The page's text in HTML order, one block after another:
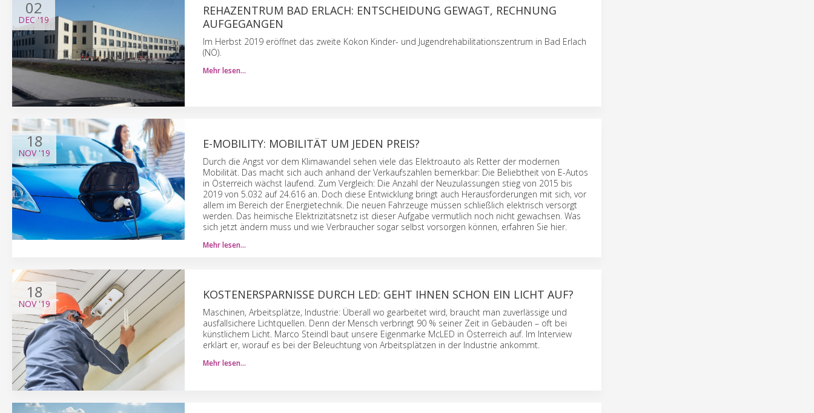
02
DEC'19
REHAZENTRUM BAD ERLACH: ENTSCHEIDUNG GEWAGT, RECHNUNG
AUFGEGANGEN
Im Herbst 2019 eröffnet das zweite Kokon Kinder- und Jugendrehabilitationszentrum in Bad Erlach
(NÖ).
Mehr lesen…
18
NOV'19
E-MOBILITY: MOBILITÄT UM JEDEN PREIS?
Durch die Angst vor dem Klimawandel sehen viele das Elektroauto als Retter der modernen
Mobilität. Das macht sich auch anhand der Verkaufszahlen bemerkbar: Die Beliebtheit von E-Autos
in Österreich wächst laufend. Zum Vergleich: Die Anzahl der Neuzulassungen stieg von 2015 bis
2019 von 5.032 auf 24.616 an. Doch diese Entwicklung bringt auch Herausforderungen mit sich, vor
allem im Bereich der Energietechnik. Die neuen Fahrzeuge müssen schließlich elektrisch versorgt
werden. Das heimische Elektrizitätsnetz ist dieser Aufgabe vermutlich noch nicht gewachsen. Was
sich jetzt ändern muss und wie Verbraucher sogar selbst vorsorgen können, erfahren Sie hier.
Mehr lesen…
18
NOV'19
KOSTENERSPARNISSE DURCH LED: GEHT IHNEN SCHON EIN LICHT AUF?
Maschinen, Arbeitsplätze, Industrie: Überall wo gearbeitet wird, braucht man zuverlässige und
ausfallsichere Lichtquellen. Denn der Mensch verbringt 90 % seiner Zeit in Gebäuden – oft bei
künstlichem Licht. Marco Steindl baut unsere Eigenmarke McLED in Österreich auf. Im Interview
erklärt er, worauf es bei der Beleuchtung von Arbeitsplätzen in der Industrie ankommt.
Mehr lesen…